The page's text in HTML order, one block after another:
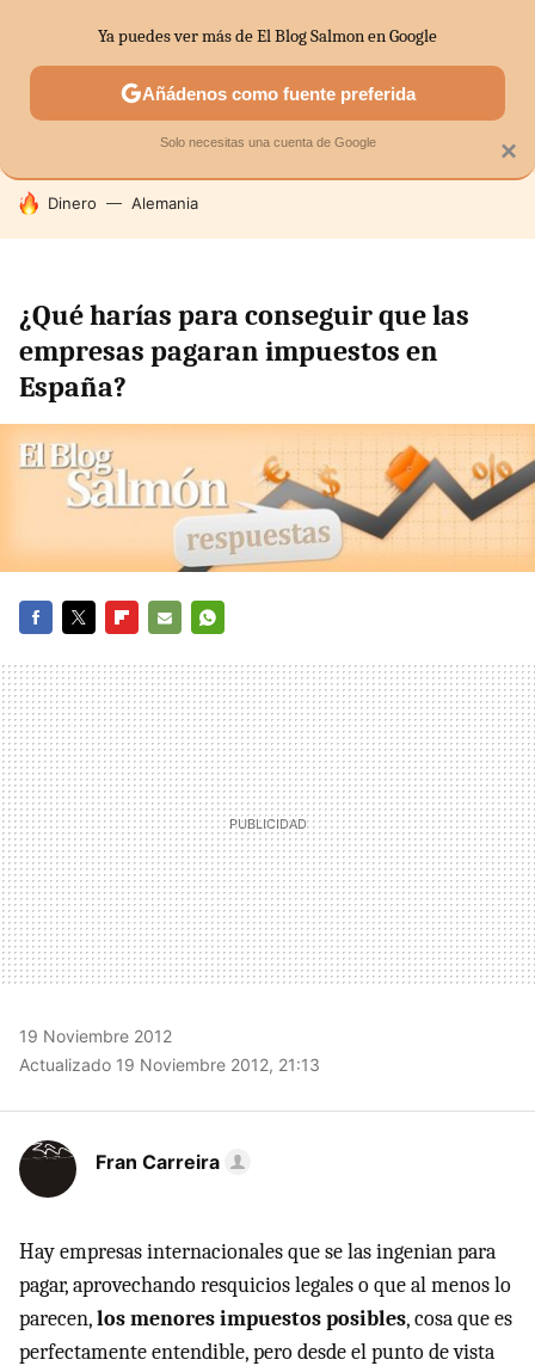
SECTORES ECONOMÍA DOMÉSTICA MERCADOS
HOY SE HABLA DE
Dinero Alemania
¿Qué harías para conseguir que las
empresas pagaran impuestos en
España?
MAIL
19 Noviembre 2012
Actualizado 19 Noviembre 2012, 21:13
Fran Carreira
Hay empresas internacionales que se las ingenian para
pagar, aprovechando resquicios legales o que al menos lo
parecen,los menores impuestos posibles, cosa que es
perfectamente entendible, pero desde el punto de vista
×
Ya puedes ver más de El Blog Salmon en Google
Añádenos como fuente preferida
Solo necesitas una cuenta de Google